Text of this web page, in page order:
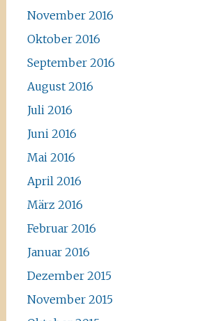
November 2016
Oktober 2016
September 2016
August 2016
Juli 2016
Juni 2016
Mai 2016
April 2016
März 2016
Februar 2016
Januar 2016
Dezember 2015
November 2015